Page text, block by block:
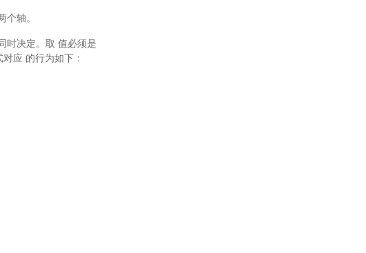
轴。
时决定。取 值必须是
应 的行为如下：